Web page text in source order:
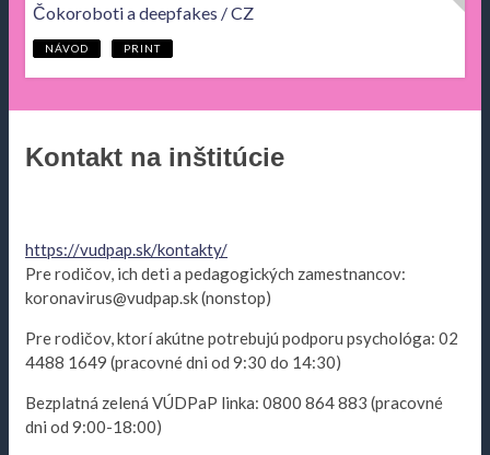
Čokoroboti a deepfakes / CZ
NÁVOD PRINT
Kontakt na inštitúcie
https://vudpap.sk/kontakty/
Pre rodičov, ich deti a pedagogických zamestnancov:
koronavirus@vudpap.sk (nonstop)
Pre rodičov, ktorí akútne potrebujú podporu psychológa: 02
4488 1649 (pracovné dni od 9:30 do 14:30)
Bezplatná zelená VÚDPaP linka: 0800 864 883 (pracovné
dni od 9:00-18:00)